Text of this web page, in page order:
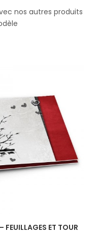
nos autres produits
ET TOUR